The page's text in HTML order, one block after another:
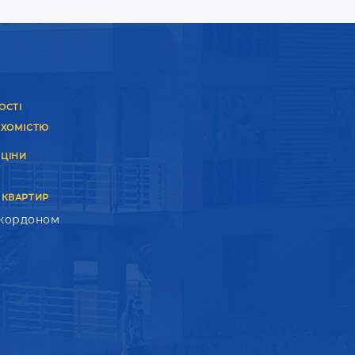
можно сделать например несколько детских и
Ворзель
. Мы знаем как снизить цену продажи на
квартиру в Буче